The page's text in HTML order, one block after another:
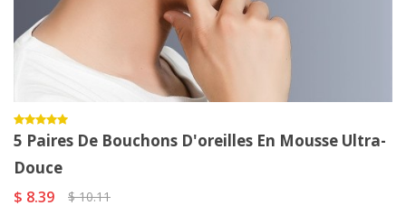
5 Paires De Bouchons D'oreilles En Mousse Ultra-
Douce
$ 8.39
$ 10.11